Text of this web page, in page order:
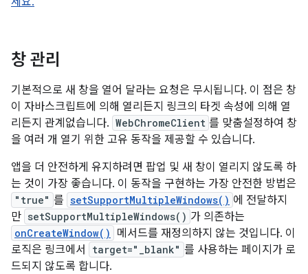
창 관리
기본적으로 새 창을 열어 달라는 요청은 무시됩니다. 이 점은 창
이 자바스크립트에 의해 열리든지 링크의 타겟 속성에 의해 열
리든지 관계없습니다. WebChromeClient 를 맞춤설정하여 창
을 여러 개 열기 위한 고유 동작을 제공할 수 있습니다.
앱을 더 안전하게 유지하려면 팝업 및 새 창이 열리지 않도록 하
는 것이 가장 좋습니다. 이 동작을 구현하는 가장 안전한 방법은
"true" 를 setSupportMultipleWindows() 에 전달하지
만 setSupportMultipleWindows() 가 의존하는
onCreateWindow()
메서드를 재정의하지 않는 것입니다. 이
로직은 링크에서
target="_blank" 를 사용하는 페이지가 로
드되지 않도록 합니다.